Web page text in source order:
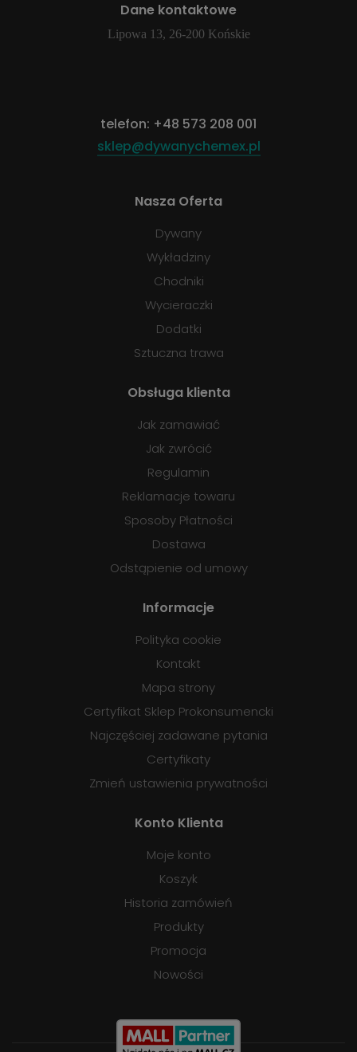
Dane kontaktowe
Lipowa 13, 26-200 Końskie
telefon: +48 573 208 001
sklep@dywanychemex.pl
Nasza Oferta
Dywany
Wykładziny
Chodniki
Wycieraczki
Dodatki
Sztuczna trawa
Obsługa klienta
Jak zamawiać
Jak zwrócić
Regulamin
Reklamacje towaru
Sposoby Płatności
Dostawa
Odstąpienie od umowy
Informacje
Polityka cookie
Kontakt
Mapa strony
Certyfikat Sklep Prokonsumencki
Najczęściej zadawane pytania
Certyfikaty
Zmień ustawienia prywatności
Konto Klienta
Moje konto
Koszyk
Historia zamówień
Produkty
Promocja
Nowości